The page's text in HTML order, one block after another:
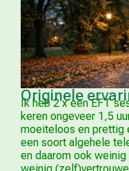
Originele
Ik heb 2 x een EFT
keren ongeveer 1,5
moeiteloos en prettig
een soort algehele
en daarom ook